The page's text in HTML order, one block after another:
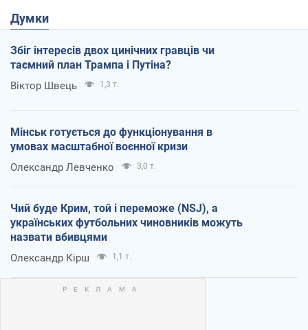
Думки
Збіг інтересів двох цинічних гравців чи
таємний план Трампа і Путіна?
Віктор Швець 1,3 т.
Мінськ готується до функціонування в
умовах масштабної воєнної кризи
Олександр Левченко 3,0 т.
Чий буде Крим, той і переможе (NSJ), а
українських футбольних чиновників можуть
назвати вбивцями
Олександр Кірш 1,1 т.